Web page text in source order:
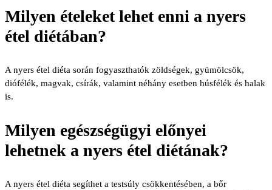
Milyen ételeket lehet enni a nyers
étel diétában?
A nyers étel diéta során fogyaszthatók zöldségek, gyümölcsök,
diófélék, magvak, csírák, valamint néhány esetben húsfélék és halak
is.
Milyen egészségügyi előnyei
lehetnek a nyers étel diétának?
A nyers étel diéta segíthet a testsúly csökkentésében, a bőr